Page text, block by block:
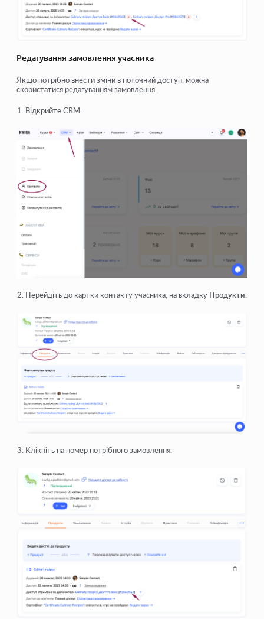
Редагування замовлення учасника
Якщо потрібно внести зміни в поточний доступ, можна
скористатися редагуванням замовлення.
Відкрийте CRM.
Перейдіть до картки контакту учасника, на вкладку Продукти.
Клікніть на номер потрібного замовлення.